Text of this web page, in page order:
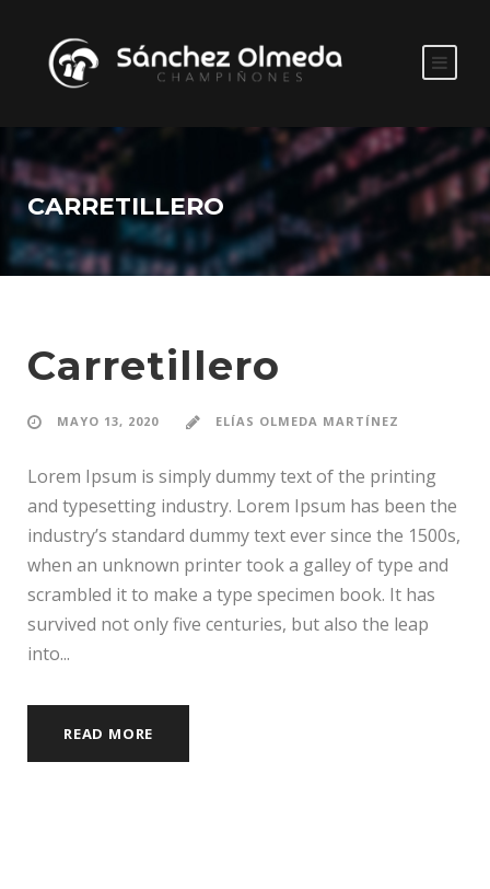
CARRETILLERO
Carretillero
MAYO 13, 2020 ELÍAS OLMEDA MARTÍNEZ
Lorem Ipsum is simply dummy text of the printing
and typesetting industry. Lorem Ipsum has been the
industry’s standard dummy text ever since the 1500s,
when an unknown printer took a galley of type and
scrambled it to make a type specimen book. It has
survived not only five centuries, but also the leap
into...
READ MORE